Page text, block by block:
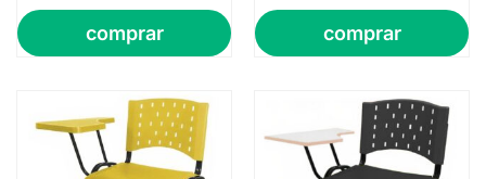
comprar comprar